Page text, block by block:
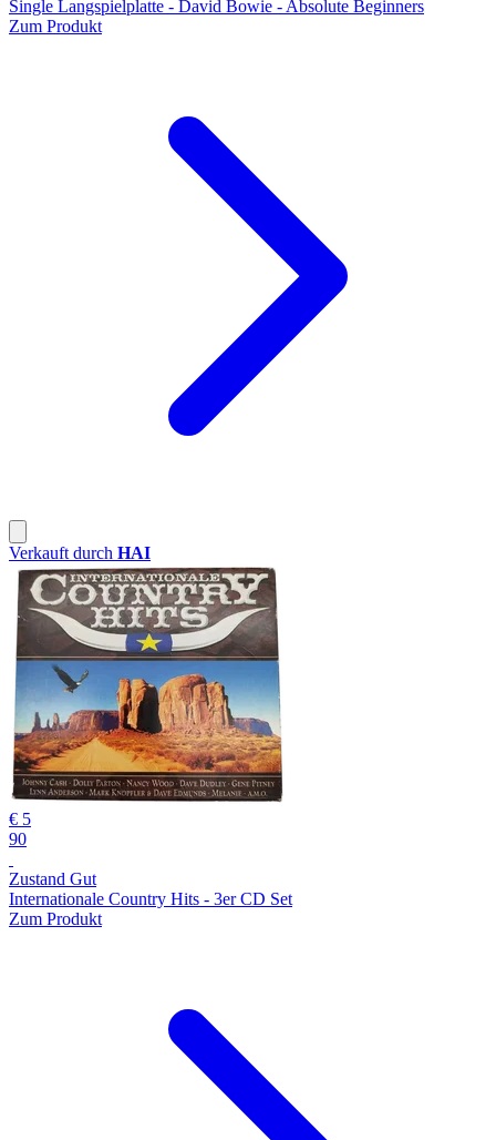
Single Langspielplatte - David Bowie - Absolute Beginners
Zum Produkt
Verkauft durch HAI
€ 5
90
Zustand Gut
Internationale Country Hits - 3er CD Set
Zum Produkt